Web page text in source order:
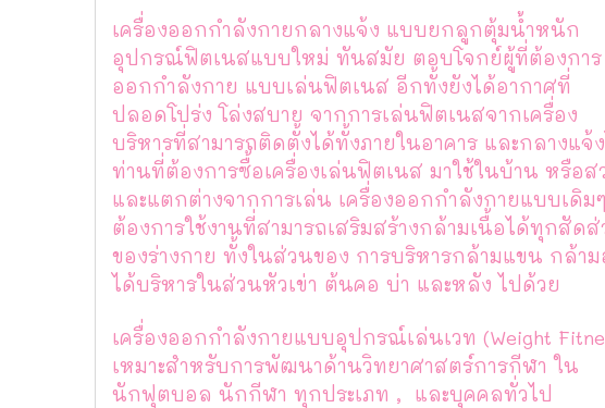
เครื่องออกกำลังกายกลางแจ้ง แบบยกลูกตุ้มน้ำหนัก
อุปกรณ์ฟิตเนสแบบใหม่ ทันสมัย ตอบโจกย์ผู้ที่ต้องการ
ออกกำลังกาย แบบเล่นฟิตเนส อีกทั้งยังได้อากาศที่
ปลอดโปร่ง โล่งสบาย จากการเล่นฟิตเนสจากเครื่อง
บริหารที่สามารถติดตั้งได้ทั้งภายในอาคาร และกลางแจ้
ท่านที่ต้องการซื้อเครื่องเล่นฟิตเนส มาใช้ในบ้าน หรือ
และแตกต่างจากการเล่น เครื่องออกกำลังกายแบบเดิมๆ
ต้องการใช้งานที่สามารถเสริมสร้างกล้ามเนื้อได้ทุกสัด
ของร่างกาย ทั้งในส่วนของ การบริหารกล้ามแขน กล้
ได้บริหารในส่วนหัวเข่า ต้นคอ บ่า และหลัง ไปด้วย
เครื่องออกกำลังกายแบบอุปกรณ์เล่นเวท (Weight
เหมาะสำหรับการพัฒนาด้านวิทยาศาสตร์การกีฬา ใน
นักฟุตบอล นักกีฬา ทุกประเภท , และบุคคลทั่วไป